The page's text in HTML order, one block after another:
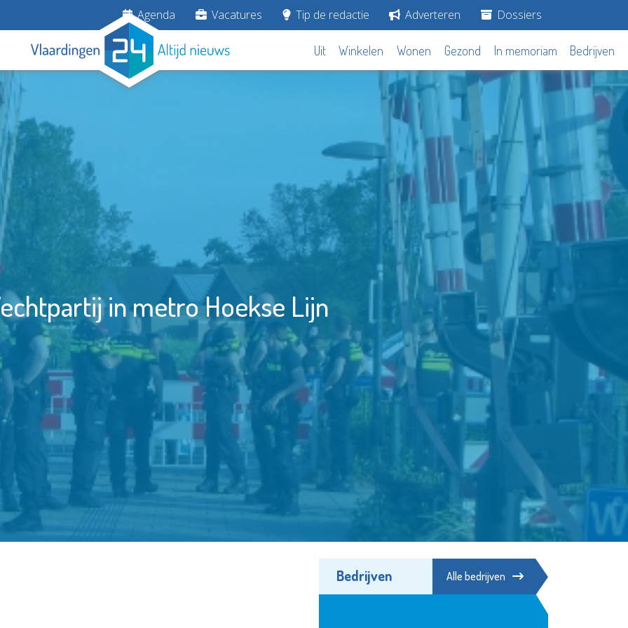
Agenda Vacatures Tip de redactie Adverteren Dossiers
Uit Winkelen Wonen Gezond In memoriam Bedrijven
in metro Hoekse Lijn
Bedrijven Alle bedrijven